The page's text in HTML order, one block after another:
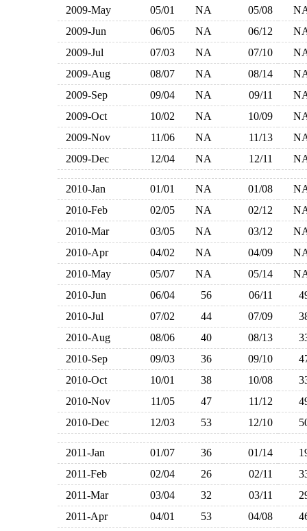
2009-May
05/01 NA 05/08
2009-Jun
06/05 NA 06/12
2009-Jul
07/03 NA 07/10
2009-Aug
08/07 NA 08/14
2009-Sep
09/04 NA 09/11
2009-Oct
10/02 NA 10/09
2009-Nov
11/06 NA 11/13
2009-Dec
12/04 NA 12/11
2010-Jan 01/01 NA 01/08
2010-Feb
02/05 NA 02/12
2010-Mar
03/05 NA 03/12
2010-Apr
04/02 NA 04/09
2010-May
05/07 NA 05/14
2010-Jun
06/04 56 06/11
2010-Jul
07/02 44 07/09
2010-Aug
08/06 40 08/13
2010-Sep
09/03 36 09/10
2010-Oct
10/01 38 10/08
2010-Nov
11/05 47 11/12
2010-Dec
12/03 53 12/10
2011-Jan 01/07 36 01/14
2011-Feb
02/04 26 02/11
2011-Mar
03/04 32 03/11
2011-Apr
04/01 53 04/08